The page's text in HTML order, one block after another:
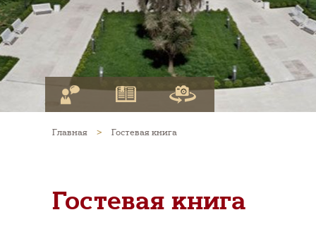
Главная > Гостевая книга
Гостевая книга